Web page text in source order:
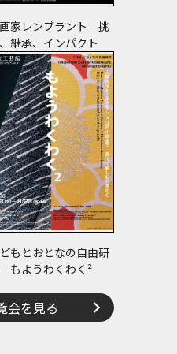
家レンブラント 挑
継承、インパクト
もとおとなの自由研
もようわくわく²
会を見る